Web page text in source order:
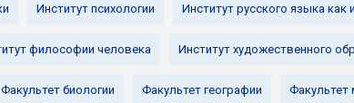
Институт психологии Институт русского языка как
философии человека Институт художественного
Факультет биологии Факультет географии Факультет